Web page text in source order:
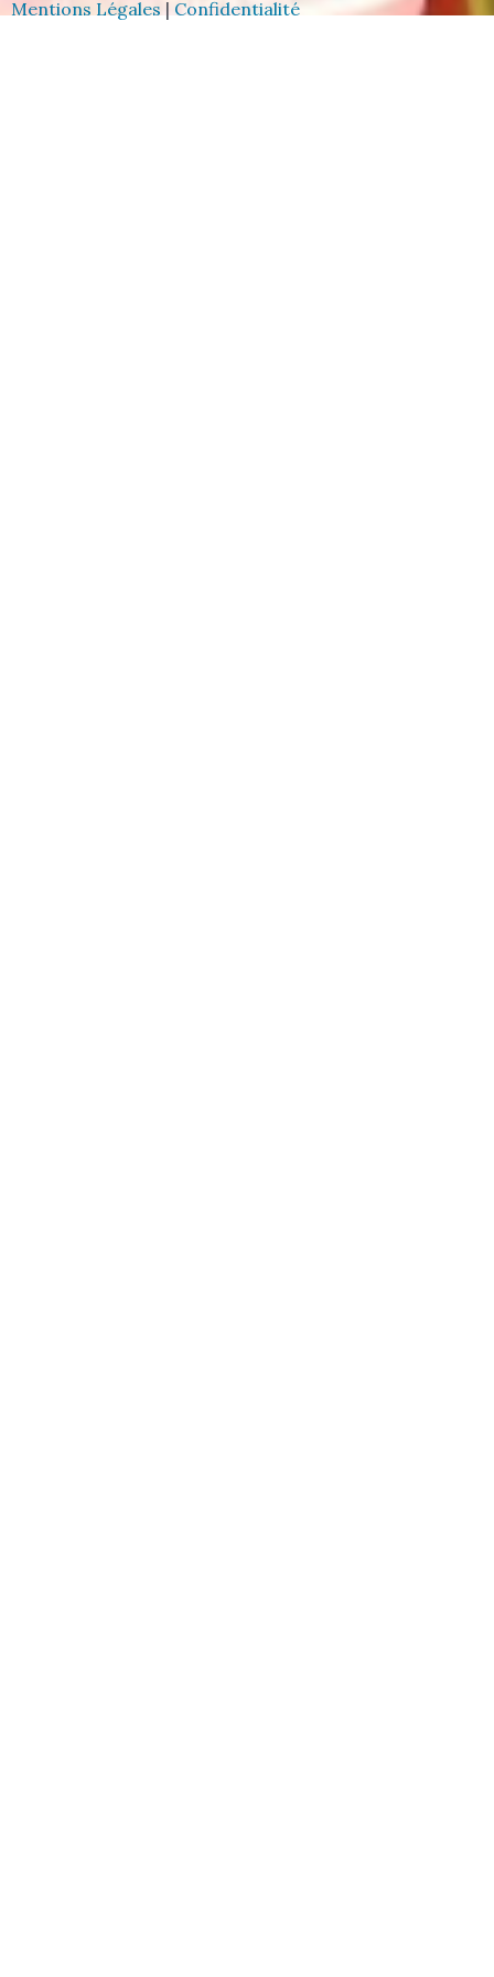
f u
Mentions Légales | Confidentialité